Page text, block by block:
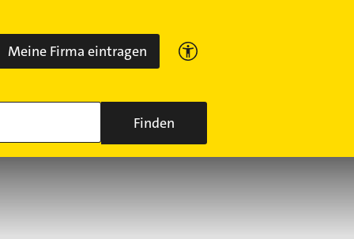
Meine Firma eintragen
Finden